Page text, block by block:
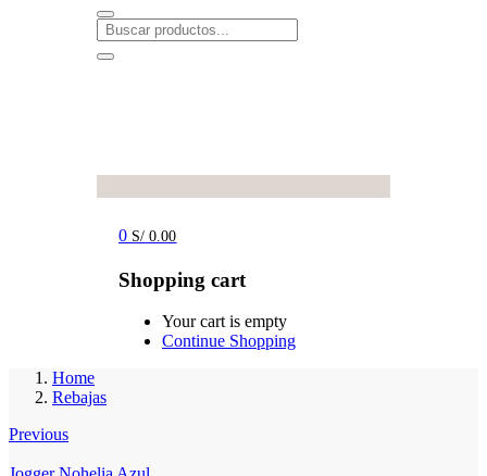
0 S/ 0.00
Shopping cart
Your cart is empty
Continue Shopping
Home
Rebajas
Previous